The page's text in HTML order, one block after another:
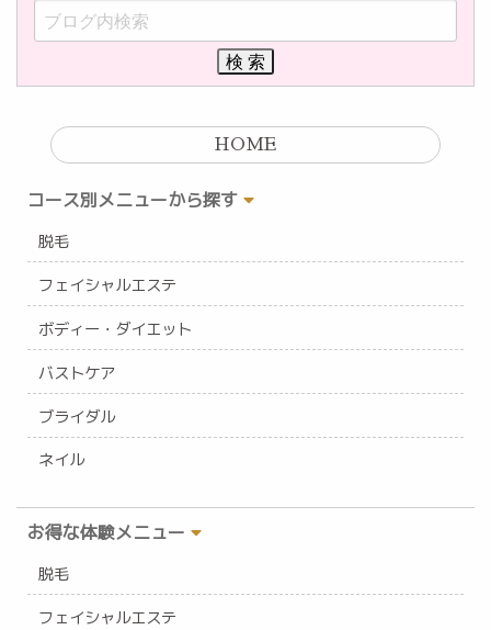
HOME
コース別メニューから探す
脱毛
フェイシャルエステ
ボディー・ダイエット
バストケア
ブライダル
ネイル
お得な体験メニュー
脱毛
フェイシャルエステ